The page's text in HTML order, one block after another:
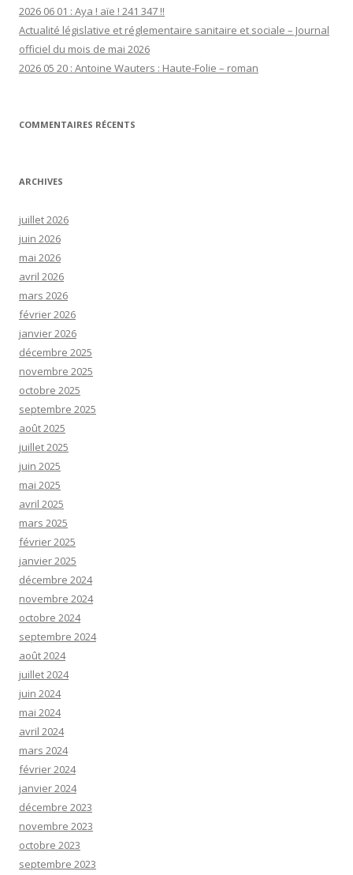
2026 06 01 : Aya ! aïe ! 241 347 !!
Actualité législative et réglementaire sanitaire et sociale – Journal
officiel du mois de mai 2026
2026 05 20 : Antoine Wauters : Haute-Folie – roman
COMMENTAIRES RÉCENTS
ARCHIVES
juillet 2026
juin 2026
mai 2026
avril 2026
mars 2026
février 2026
janvier 2026
décembre 2025
novembre 2025
octobre 2025
septembre 2025
août 2025
juillet 2025
juin 2025
mai 2025
avril 2025
mars 2025
février 2025
janvier 2025
décembre 2024
novembre 2024
octobre 2024
septembre 2024
août 2024
juillet 2024
juin 2024
mai 2024
avril 2024
mars 2024
février 2024
janvier 2024
décembre 2023
novembre 2023
octobre 2023
septembre 2023